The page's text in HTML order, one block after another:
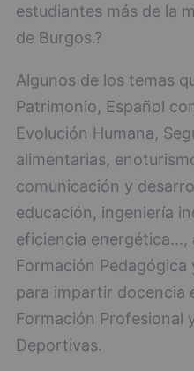
estudiantes más de la
de Burgos.?
Algunos de los temas
Patrimonio, Español
Evolución Humana,
alimentarias,
comunicación y
educación, ingeniería
eficiencia energética...,
Formación
para impartir docencia
Formación Profesional
Deportivas.